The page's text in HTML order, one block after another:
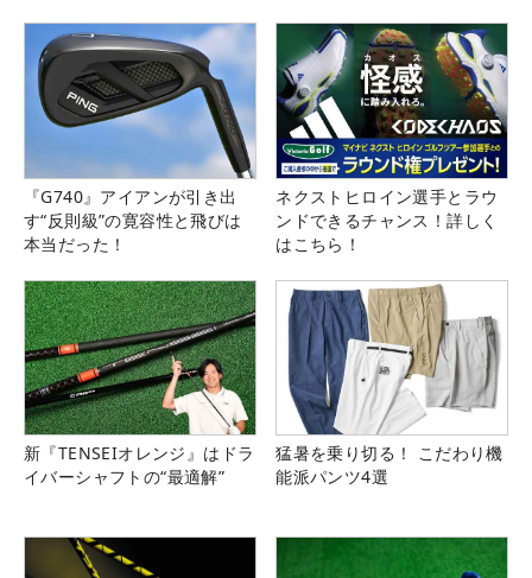
『G740』アイアンが引き出
す“反則級”の寛容性と飛びは
本当だった！
ネクストヒロイン選手とラウ
ンドできるチャンス！詳しく
はこちら！
新『TENSEIオレンジ』はドラ
イバーシャフトの“最適解”
猛暑を乗り切る！ こだわり機
能派パンツ4選